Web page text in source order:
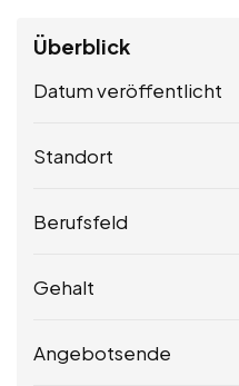
Überblick
Datum veröffentlicht
Standort
Berufsfeld
Gehalt
Angebotsende